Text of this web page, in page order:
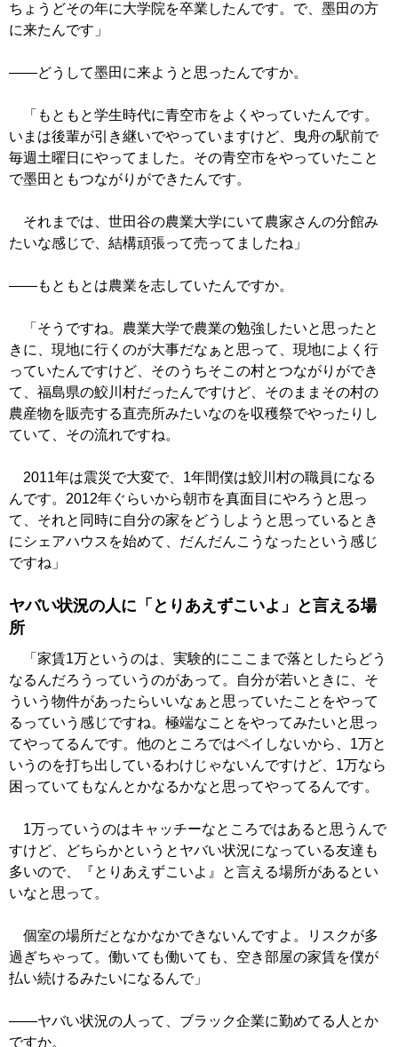
ちょうどその年に大学院を卒業したんです。で、墨田の方
に来たんです」
――どうして墨田に来ようと思ったんですか。
「もともと学生時代に青空市をよくやっていたんです。
いまは後輩が引き継いでやっていますけど、曳舟の駅前で
毎週土曜日にやってました。その青空市をやっていたこと
で墨田ともつながりができたんです。
それまでは、世田谷の農業大学にいて農家さんの分館み
たいな感じで、結構頑張って売ってましたね」
――もともとは農業を志していたんですか。
「そうですね。農業大学で農業の勉強したいと思ったと
きに、現地に行くのが大事だなぁと思って、現地によく行
っていたんですけど、そのうちそこの村とつながりができ
て、福島県の鮫川村だったんですけど、そのままその村の
農産物を販売する直売所みたいなのを収穫祭でやったりし
ていて、その流れですね。
2011年は震災で大変で、1年間僕は鮫川村の職員になる
んです。2012年ぐらいから朝市を真面目にやろうと思っ
て、それと同時に自分の家をどうしようと思っているとき
にシェアハウスを始めて、だんだんこうなったという感じ
ですね」
ヤバい状況の人に「とりあえずこいよ」と言える場
所
「家賃1万というのは、実験的にここまで落としたらどう
なるんだろうっていうのがあって。自分が若いときに、そ
ういう物件があったらいいなぁと思っていたことをやって
るっていう感じですね。極端なことをやってみたいと思っ
てやってるんです。他のところではペイしないから、1万と
いうのを打ち出しているわけじゃないんですけど、1万なら
困っていてもなんとかなるかなと思ってやってるんです。
1万っていうのはキャッチーなところではあると思うんで
すけど、どちらかというとヤバい状況になっている友達も
多いので、『とりあえずこいよ』と言える場所があるとい
いなと思って。
個室の場所だとなかなかできないんですよ。リスクが多
過ぎちゃって。働いても働いても、空き部屋の家賃を僕が
払い続けるみたいになるんで」
――ヤバい状況の人って、ブラック企業に勤めてる人とか
ですか。